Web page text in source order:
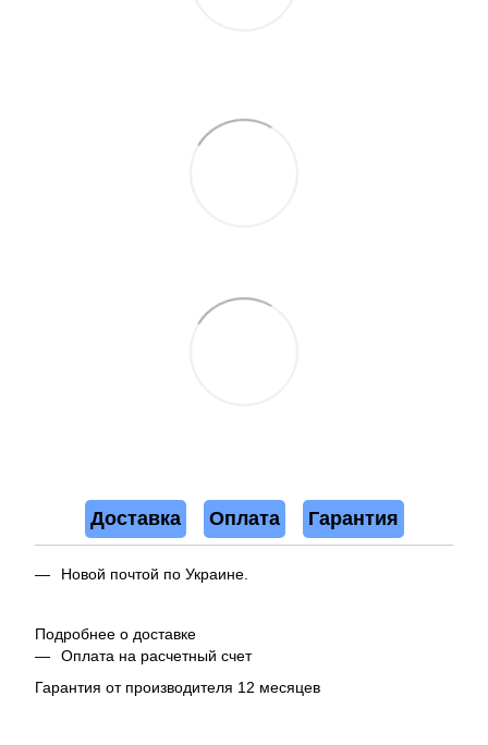
Доставка Оплата Гарантия
Новой почтой по Украине.
Подробнее о доставке
Оплата на расчетный счет
Гарантия от производителя 12 месяцев